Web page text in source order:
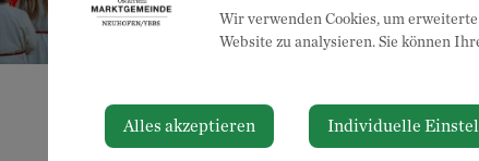
Pfarrkirche Neuhofen an der Ybbs
Wir verwenden Cookies, um
Website zu analysieren. Sie können
Alles akzeptieren Individuelle